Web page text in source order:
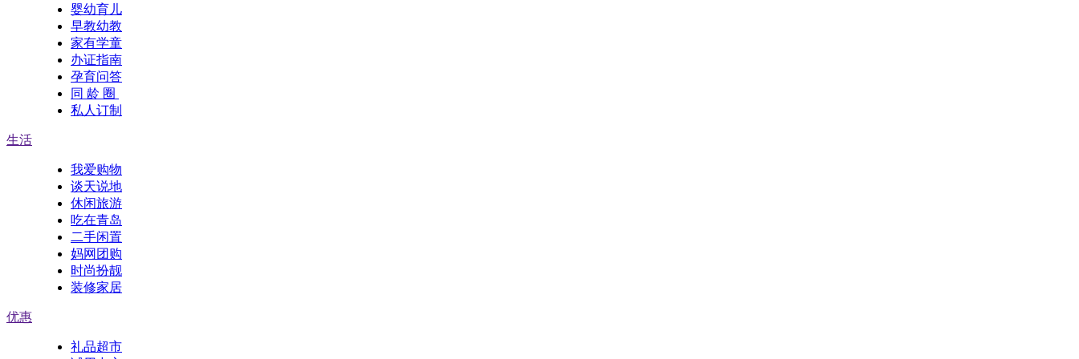
婴幼育儿
早教幼教
家有学童
办证指南
孕育问答
同 龄 圈
私人订制
生活
我爱购物
谈天说地
休闲旅游
吃在青岛
二手闲置
妈网团购
时尚扮靓
装修家居
优惠
礼品超市